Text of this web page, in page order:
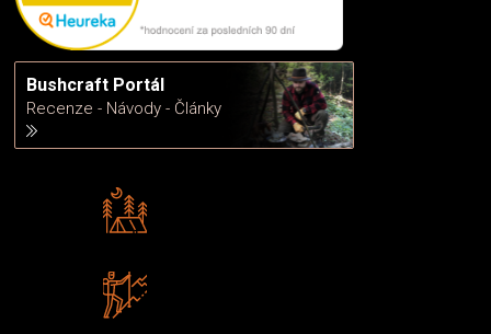
Bushcraft Portál
Recenze - Návody - Články